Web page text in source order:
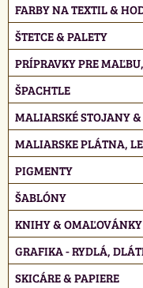
FARBY NA TEXTIL &
ŠTETCE & PALETY
PRÍPRAVKY PRE
ŠPACHTLE
MALIARSKÉ STOJANY &
MALIARSKE PLÁTNA,
PIGMENTY
ŠABLÓNY
KNIHY & OMAĽOVÁNKY
GRAFIKA - RYDLÁ,
SKICÁRE & PAPIERE